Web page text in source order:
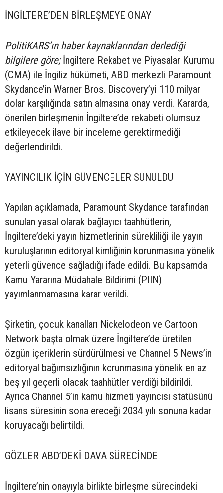
İNGİLTERE’DEN BİRLEŞMEYE ONAY
PolitiKARS’ın haber kaynaklarından derlediği
bilgilere göre;İngiltere Rekabet ve Piyasalar Kurumu
(CMA) ile İngiliz hükümeti, ABD merkezli Paramount
Skydance’in Warner Bros. Discovery’yi 110 milyar
dolar karşılığında satın almasına onay verdi. Kararda,
önerilen birleşmenin İngiltere’de rekabeti olumsuz
etkileyecek ilave bir inceleme gerektirmediği
değerlendirildi.
YAYINCILIK İÇİN GÜVENCELER SUNULDU
Yapılan açıklamada, Paramount Skydance tarafından
sunulan yasal olarak bağlayıcı taahhütlerin,
İngiltere’deki yayın hizmetlerinin sürekliliği ile yayın
kuruluşlarının editoryal kimliğinin korunmasına yönelik
yeterli güvence sağladığı ifade edildi. Bu kapsamda
Kamu Yararına Müdahale Bildirimi (PIIN)
yayımlanmamasına karar verildi.
Şirketin, çocuk kanalları Nickelodeon ve Cartoon
Network başta olmak üzere İngiltere’de üretilen
özgün içeriklerin sürdürülmesi ve Channel 5 News’in
editoryal bağımsızlığının korunmasına yönelik en az
beş yıl geçerli olacak taahhütler verdiği bildirildi.
Ayrıca Channel 5’in kamu hizmeti yayıncısı statüsünü
lisans süresinin sona ereceği 2034 yılı sonuna kadar
koruyacağı belirtildi.
GÖZLER ABD’DEKİ DAVA SÜRECİNDE
İngiltere’nin onayıyla birlikte birleşme sürecindeki